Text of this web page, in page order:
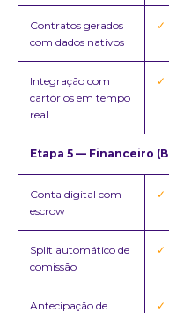
Contratos gerados
com dados nativos
✓
Integração com
cartórios em tempo
real
✓
Etapa 5 — Financeiro
Conta digital com
escrow
✓
Split automático de
comissão
✓
Antecipação de
✓